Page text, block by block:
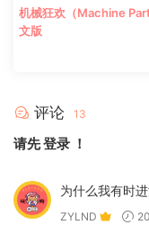
机械狂欢（Machine
文版
评论 13
请先登录 ！
为什么我有时
ZYLND